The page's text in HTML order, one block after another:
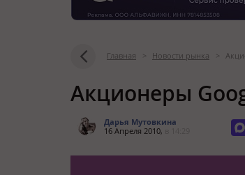
Главная > Новости рынка >
Акционеры
Дарья Мутовкина
16 Апреля 2010,